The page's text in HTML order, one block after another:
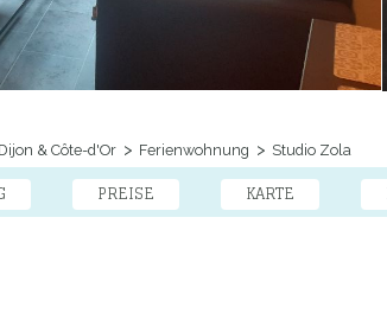
Dijon & Côte-d'Or Ferienwohnung Studio Zola
PREISE KARTE